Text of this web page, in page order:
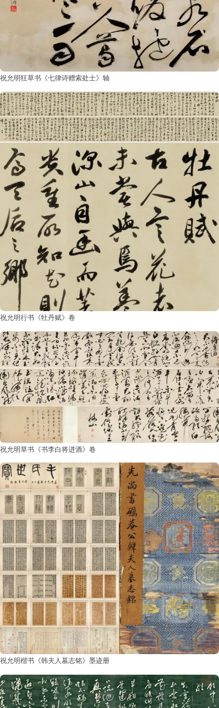
祝允明狂草书《七律诗赠索处士》轴
祝允明行书《牡丹赋》卷
祝允明草书《书李白将进酒》卷
祝允明楷书《韩夫人墓志铭》墨迹册